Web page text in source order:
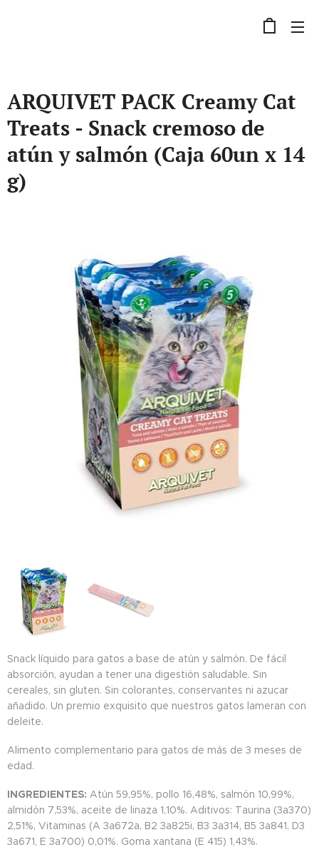
ARQUIVET PACK Creamy Cat
Treats - Snack cremoso de
atún y salmón (Caja 60un x 14
g)
Snack líquido para gatos a base de atún y salmón. De fácil
absorción, ayudan a tener una digestión saludable. Sin
cereales, sin gluten. Sin colorantes, conservantes ni azucar
añadido. Un premio exquisito que nuestros gatos lameran con
deleite.
Alimento complementario para gatos de más de 3 meses de
edad.
INGREDIENTES: Atún 59,95%, pollo 16,48%, salmón 10,99%,
almidón 7,53%, aceite de linaza 1,10%. Aditivos: Taurina (3a370)
2,51%, Vitaminas (A 3a672a, B2 3a825i, B3 3a314, B5 3a841, D3
3a671, E 3a700) 0,01%. Goma xantana (E 415) 1,43%.